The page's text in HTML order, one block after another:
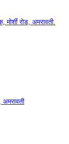
रोड, अमरावती.